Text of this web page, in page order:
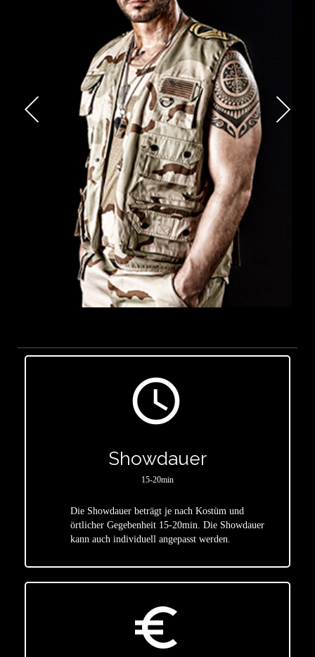
access_time
Showdauer
15-20min
Die Showdauer beträgt je nach Kostüm und
örtlicher Gegebenheit 15-20min. Die Showdauer
kann auch individuell angepasst werden.
euro_symbol